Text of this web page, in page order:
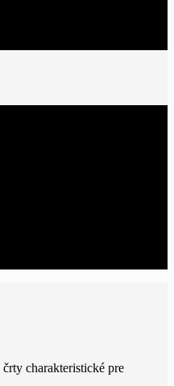
charakteristické pre